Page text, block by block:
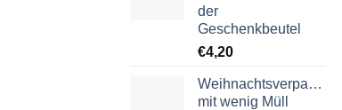
der
Geschenkbeutel
€4,20
Weihnachtsverpackung
mit wenig Müll